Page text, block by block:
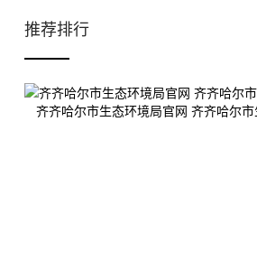
推荐排行
齐齐哈尔市生态环境局官网 齐齐哈尔